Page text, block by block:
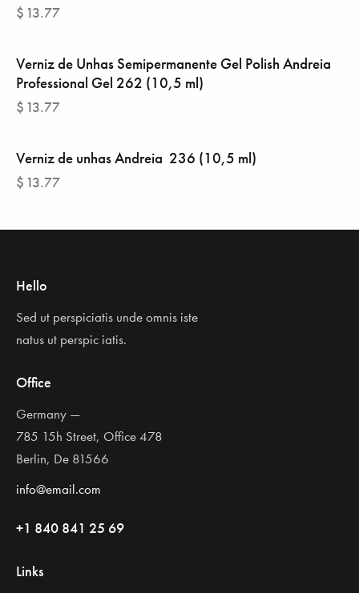
$ 13.77
Verniz de Unhas Semipermanente Gel Polish Andreia
Professional Gel 262 (10,5 ml)
$ 13.77
Verniz de unhas Andreia ‎ 236 (10,5 ml)
$ 13.77
Hello
Sed ut perspiciatis unde omnis iste
natus ut perspic iatis.
Office
Germany —
785 15h Street, Office 478
Berlin, De 81566
info@email.com
+1 840 841 25 69
Links